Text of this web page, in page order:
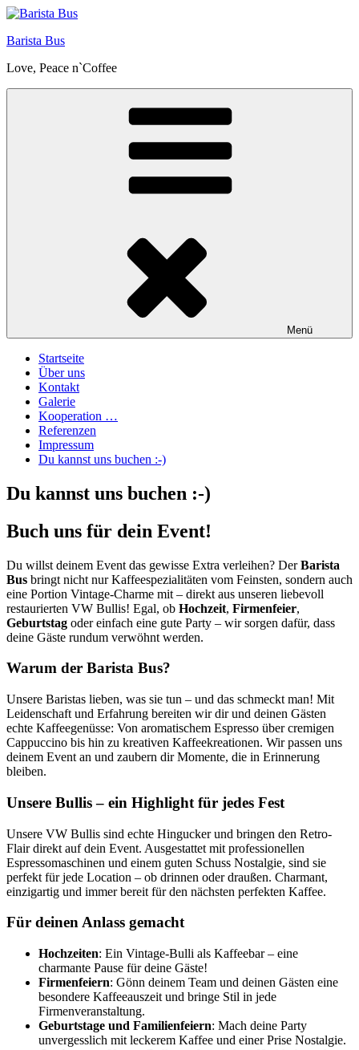
Zum
springen
Barista Bus
Love, Peace n`Coffee
Menü
Startseite
Über uns
Kontakt
Galerie
Kooperation …
Referenzen
Impressum
Du kannst uns buchen :-)
Du kannst uns buchen :-)
Buch uns für dein Event!
Du willst deinem Event das gewisse Extra verleihen? DerBarista
Bus bringt nicht nur Kaffeespezialitäten vom Feinsten, sondern auch
eine Portion Vintage-Charme mit – direkt aus unseren liebevoll
restaurierten VW Bullis! Egal, ob Hochzeit, Firmenfeier,
Geburtstag oder einfach eine gute Party – wir sorgen dafür, dass
deine Gäste rundum verwöhnt werden.
Warum der Barista Bus?
Unsere Baristas lieben, was sie tun – und das schmeckt man! Mit
Leidenschaft und Erfahrung bereiten wir dir und deinen Gästen
echte Kaffeegenüsse: Von aromatischem Espresso über cremigen
Cappuccino bis hin zu kreativen Kaffeekreationen. Wir passen uns
deinem Event an und zaubern dir Momente, die in Erinnerung
bleiben.
Unsere Bullis – ein Highlight für jedes Fest
Unsere VW Bullis sind echte Hingucker und bringen den Retro-
Flair direkt auf dein Event. Ausgestattet mit professionellen
Espressomaschinen und einem guten Schuss Nostalgie, sind sie
perfekt für jede Location – ob drinnen oder draußen. Charmant,
einzigartig und immer bereit für den nächsten perfekten Kaffee.
Für deinen Anlass gemacht
Hochzeiten: Ein Vintage-Bulli als Kaffeebar – eine
charmante Pause für deine Gäste!
Firmenfeiern: Gönn deinem Team und deinen Gästen eine
besondere Kaffeeauszeit und bringe Stil in jede
Firmenveranstaltung.
Geburtstage und Familienfeiern: Mach deine Party
unvergesslich mit leckerem Kaffee und einer Prise Nostalgie.